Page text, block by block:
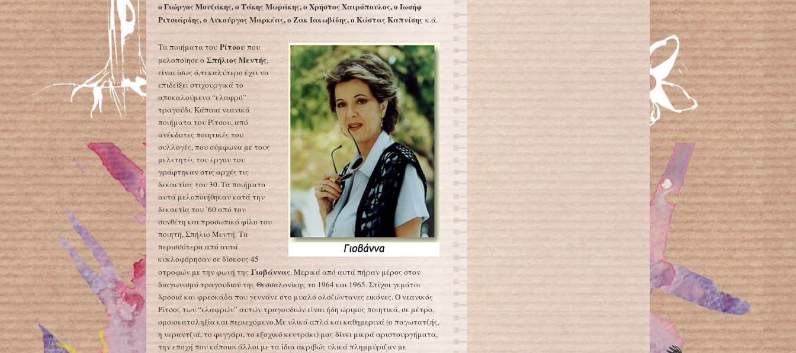
ο Γιώργος Μουζάκης, ο Τάκης Μωράκης, ο Χρήστος Χαιρόπουλος, ο Ιωσήφ
Ριτσιάρδης, ο Λυκούργος Μαρκέας, ο Ζακ Ιακωβίδης, ο Κώστας Καπνίσης κ.ά.
Τα ποιήματα του Ρίτσου που
μελοποίησε ο Σπήλιος Μεντής,
είναι ίσως ό,τι καλύτερο έχει να
επιδείξει στιχουργικά το
αποκαλούμενο “ελαφρό”
τραγούδι. Κάποια νεανικά
ποιήματα του Ρίτσου, από
ανέκδοτες ποιητικές του
συλλογές, που σύμφωνα με τους
μελετητές του έργου του
γράφτηκαν στις αρχές τις
δεκαετίας του 30. Τα ποιήματα
αυτά μελοποιήθηκαν κατά την
δεκαετία του ’60 από τον
συνθέτη και προσωπικό φίλο του
ποιητή, Σπήλιο Μεντή. Τα
περισσότερα από αυτά
κυκλοφόρησαν σε δίσκους 45
στροφών με την φωνή της Γιοβάννας. Μερικά από αυτά πήραν μέρος στον
διαγωνισμό τραγουδιού της Θεσσαλονίκης το 1964 και 1965. Στίχοι γεμάτοι
δροσιά και φρεσκάδα που γεννάνε στο μυαλό ολοζώντανες εικόνες. Ο νεανικός
Ρίτσος των “ελαφρών” αυτών τραγουδιών είναι ήδη ώριμος ποιητικά, σε μέτρο,
ομοιοκαταληξία και περιεχόμενο.Με υλικά απλά και καθημερινά (ο παγωτατζής,
η νεραντζιά, το φεγγάρι, το εξοχικό κεντράκι) μας δίνει μικρά αριστουργήματα,
την εποχή που κάποιοι άλλοι με τα ίδια ακριβώς υλικά πλημμύριζαν με